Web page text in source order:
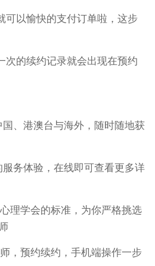
可以愉快的支付订单啦，这步
次的续约记录就会出现在预约
、港澳台与海外，随时随地获
务体验，在线即可查看更多详
理学会的标准，为你严格挑选
，预约续约，手机端操作一步